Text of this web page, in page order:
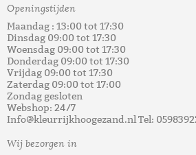
Openingstijden
Maandag : 13:00 tot 17:30
Dinsdag 09:00 tot 17:30
Woensdag 09:00 tot 17:30
Donderdag 09:00 tot 17:30
Vrijdag 09:00 tot 17:30
Zaterdag 09:00 tot 17:00
Zondag gesloten
Webshop: 24/7
Info@kleurrijkhoogezand.nl Tel:
Wij bezorgen in